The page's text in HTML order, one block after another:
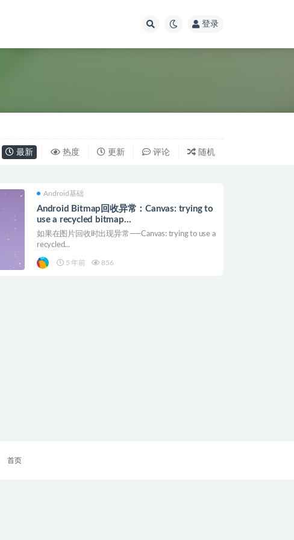
登录
最新 热度 更新 评论 随机
Android基础
Android Bitmap回收异常：Canvas: trying to
use a recycled bitmap
android.graphics.Bitmap解决
如果在图片回收时出现异常——Canvas: trying to use a
recycled...
5 年前 856
首页